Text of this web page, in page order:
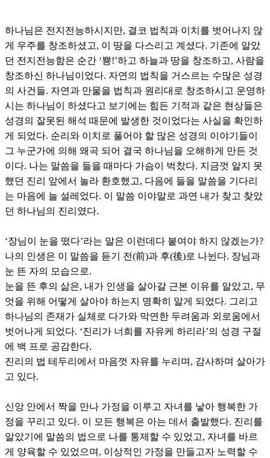
하나님은 전지전능하시지만, 결코 법칙과 이치를 벗어나지 않
게 우주를 창조하셨고, 이 땅을 다스리고 계셨다. 기존에 알았
던 전지전능함은 순간 ‘뿅!’하고 하늘과 땅을 창조하고, 사람을
창조하신 하나님이었다. 자연의 법칙을 거스르는 수많은 성경
의 사건들. 자연과 만물을 법칙과 원리대로 창조하시고 운영하
시는 하나님이 하셨다고 보기에는 힘든 기적과 같은 현상들은
성경의 잘못된 해석 때문에 발생한 것이었다는 사실을 확인하
게 되었다. 순리와 이치로 풀어야 할 많은 성경의 이야기들이
그 누군가에 의해 왜곡 되어 결국 하나님을 오해하게 만든 것
이다. 나는 말씀을 들을 때마다 가슴이 벅찼다. 지금껏 알지 못
했던 진리 앞에서 놀라 환호했고, 다음에 들을 말씀을 기다리
는 마음에 늘 설레었다. 이 말씀 이야말로 과연 내가 찾고 찾았
던 하나님의 진리였다.
‘장님이 눈을 떴다’라는 말은 이런데다 붙여야 하지 않겠는가?
나의 인생은 이 말씀을 듣기 전(前)과 후(後)로 나뉜다. 장님과
눈 뜬 자의 모습으로.
눈을 뜬 후의 삶은, 내가 인생을 살아갈 근본 이유를 알았고, 무
엇을 위해 어떻게 살아야 하는지 명확히 알게 되었다. 그리고
하나님의 존재가 실체로 다가와 막연한 두려움과 외로움에서
벗어나게 되었다. ‘진리가 너희를 자유케 하리라’의 성경 구절
에 백 프로 공감한다.
진리의 법 테두리에서 마음껏 자유를 누리며, 감사하며 살아가
고 있다.
신앙 안에서 짝을 만나 가정을 이루고 자녀를 낳아 행복한 가
정을 꾸리고 있다. 이 모든 행복은 아는 데서 출발했다. 진리를
알았기에 말씀의 법으로 나를 통제할 수 있었고, 자녀를 바르
게 양육할 수 있었으며, 이상적인 가정을 만들고자 노력할 수